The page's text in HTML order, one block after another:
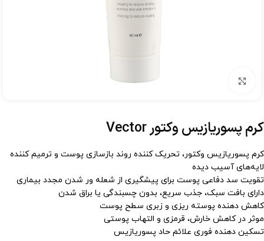
برای بزرگنمایی کلیک کنید
کرم پسوریازیس وکتور Vector
کرم پسوریازیس وکتور، تحریک کننده روند بازسازی پوست و ترمیم کننده
لایه‌های آسیب ‌دیده
تقویت سد دفاعی پوست برای پیشگیری از شعله ‌ور شدن مجدد بیماری
دارای بافت سبک، جذب سریع، بدون چسبندگی یا براق شدن
کاهش دهنده پوسته‌ ریزی و زبری سطح پوست
موثر در کاهش خارش، قرمزی و التهاب پوستی
تسکین دهنده فوری علائم حاد پسوریازیس